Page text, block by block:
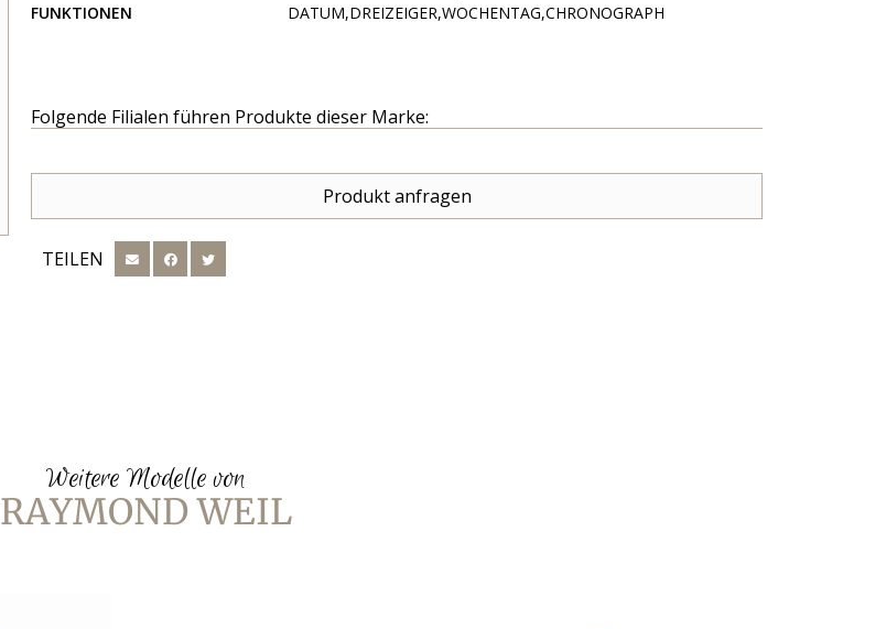
FUNKTIONEN
DATUM,DREIZEIGER,WOCHENTAG,CHRONOGRAPH
Folgende Filialen führen Produkte dieser Marke:
Produkt anfragen
TEILEN
Weitere Modelle von
RAYMOND WEIL